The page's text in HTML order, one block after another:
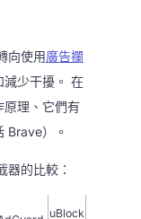
向使用廣告攔
少干擾。 在
原理、它們有
Brave）。
的比較：
uBlock